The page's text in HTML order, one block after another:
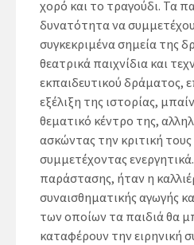
χορό και το τραγούδι. Τα
δυνατότητα να
συγκεκριμένα σημεία της
θεατρικά παιχνίδια και
εκπαιδευτικού δράματος,
εξέλιξη της ιστορίας,
θεματικό κέντρο της,
ασκώντας την κριτική
συμμετέχοντας
παράστασης, ήταν η
συναισθηματικής αγωγής
των οποίων τα παιδιά θα
καταφέρουν την ειρηνική